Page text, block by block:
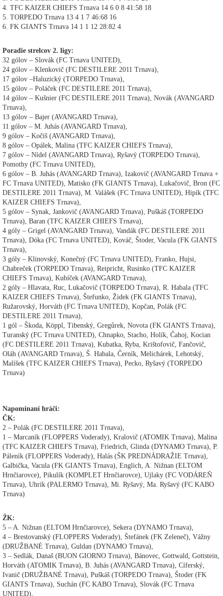
4. TFC KAIZER CHIEFS Trnava 14 6 0 8 41:58 18
5. TORPEDO Trnava 13 4 1 7 46:68 16
6. FK GIANTS Trnava 14 1 1 12 28:82 4
Poradie strelcov 2. ligy:
32 gólov – Slovák (FC Trnava UNITED),
24 gólov – Klenkovič (FC DESTILERE 2011 Trnava),
17 gólov –Haluzický (TORPEDO Trnava),
15 gólov – Poláček (FC DESTILERE 2011 Trnava),
14 gólov – Kušnier (FC DESTILERE 2011 Trnava), Novák (AVANGARD
Trnava),
13 gólov – Bajer (AVANGARD Trnava),
11 gólov – M. Juhás (AVANGARD Trnava),
9 gólov – Kočiš (AVANGARD Trnava),
8 gólov – Opálek, Malina (TFC KAIZER CHIEFS Trnava),
7 gólov – Nídel (AVANGARD Trnava), Ryšavý (TORPEDO Trnava),
Pomothy (FC Trnava UNITED),
6 gólov – B. Juhás (AVANGARD Trnava), Izakovič (AVANGARD Trnava +
FC Trnava UNITED), Matisko (FK GIANTS Trnava), Lukačovič, Bron (FC
DESTILERE 2011 Trnava), M. Valášek (FC Trnava UNITED), Hipík (TFC
KAIZER CHIEFS Trnava),
5 gólov – Synak, Jankovič (AVANGARD Trnava), Puškáš (TORPEDO
Trnava), Baran (TFC KAIZER CHIEFS Trnava),
4 góly – Grigel (AVANGARD Trnava), Vandák (FC DESTILERE 2011
Trnava), Dóka (FC Trnava UNITED), Kováč, Štoder, Vacula (FK GIANTS
Trnava),
3 góly – Klinovský, Konečný (FC Trnava UNITED), Franko, Hujsi,
Chabreček (TORPEDO Trnava), Reipricht, Rusinko (TFC KAIZER
CHIEFS Trnava), Kubíček (AVANGARD Trnava),
2 góly – Hlavata, Ruc, Lukačovič (TORPEDO Trnava), R. Habala (TFC
KAIZER CHIEFS Trnava), Štefunko, Židek (FK GIANTS Trnava),
Ružarovský, Horváth (FC Trnava UNITED), Kopčan, Polák (FC
DESTILERE 2011 Trnava),
1 gól – Škoda, Köppl, Tibenský, Gregůrek, Novota (FK GIANTS Trnava),
Turanský (FC Trnava UNITED), Chnapko, Stacho, Holík, Čahoj, Kocian
(FC DESTILERE 2011 Trnava), Kubatka, Ryba, Krištofovič, Fančovič,
Oláh (AVANGARD Trnava), Š. Habala, Černík, Melichárek, Lehotský,
Malíšek (TFC KAIZER CHIEFS Trnava), Pecko, Ryšavý (TORPEDO
Trnava)
Napomínaní hráči:
ČK:
2 – Polák (FC DESTILERE 2011 Trnava),
1 – Marcaník (FLOPPERS Voderady), Kralovič (ATOMIK Trnava), Malina
(TFC KAIZER CHIEFS Trnava), Friedrich, Glinda (DYNAMO Trnava), P.
Páleník (FLOPPERS Voderady), Halás (ŠK PREDNÁDRAŽIE Trnava),
Galbička, Vacula (FK GIANTS Trnava), Englich, A. Nižnan (ELTOM
Hrnčiarovce), Pikulík (KOMPLET Hrnčiarovce), Ujlaky (FC VODÁREŇ
Trnava), Uhrík (PALERMO Trnava), Mi. Ryšavý, Ma. Ryšavý (FC KABO
Trnava)
ŽK:
5 – A. Nižnan (ELTOM Hrnčiarovce), Sekera (DYNAMO Trnava),
4 – Brestovanský (FLOPPERS Voderady), Štefánek (FK Zeleneč), Vážny
(DRUŽBANÉ Trnava), Guldan (DYNAMO Trnava),
3 – Sedlák, Današ (BUON GIORNO Trnava), Bánovec, Gottwald, Gottstein,
Horváth (ATOMIK Trnava), B. Juhás (AVANGARD Trnava), Cíferský,
Ivanič (DRUŽBANÉ Trnava), Puškáš (TORPEDO Trnava), Štoder (FK
GIANTS Trnava), Suchán (FC KABO Trnava), Slovák (FC Trnava
UNITED),